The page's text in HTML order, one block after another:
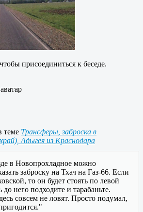
присоединиться к беседе.
теме Трансферы, заброска в
Адыгея из Краснодара
в Новопрохладное можно
заброску на Тхач на Газ-66. Если
то он будет стоять по левой
него подходите и тарабаньте.
совсем не ловят. Просто подумал,